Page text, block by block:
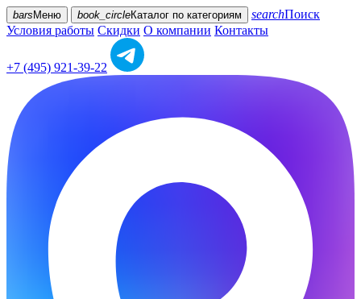
bars Меню book_circleКаталог по категориям searchПоиск
Условия работы Скидки О компании Контакты
+7 (495) 921-39-22